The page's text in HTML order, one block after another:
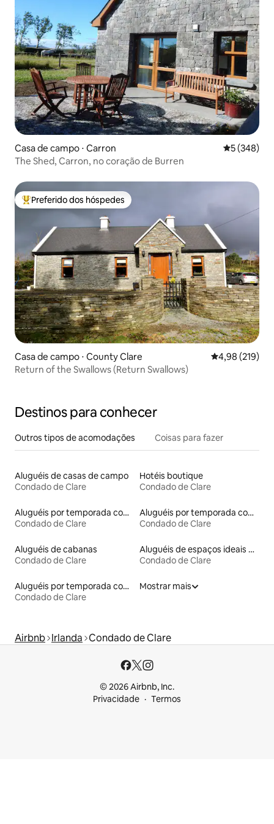
Casa de campo ⋅ Carron 5 de uma
5 (348)
The Shed, Carron, no coração de Burren
Entre os melhores preferidos dos hóspedes
Preferido dos hóspedes
Casa de campo ⋅ County Clare 4,98 de uma
4,98 (219)
Return of the Swallows (Return Swallows)
Destinos para conhecer
Outros tipos de acomodações Coisas para fazer
Aluguéis de casas de campo
Condado de Clare
Hotéis boutique
Condado de Clare
Aluguéis por temporada com acesso à praia
Condado de Clare
Aluguéis por temporada com suítes privativas
Condado de Clare
Aluguéis de cabanas
Condado de Clare
Aluguéis de espaços ideais para famílias
Condado de Clare
Aluguéis por temporada com acesso ao lago
Condado de Clare
Mostrar mais
Airbnb Irlanda Condado de Clare
© 2026 Airbnb, Inc.
Privacidade
Termos